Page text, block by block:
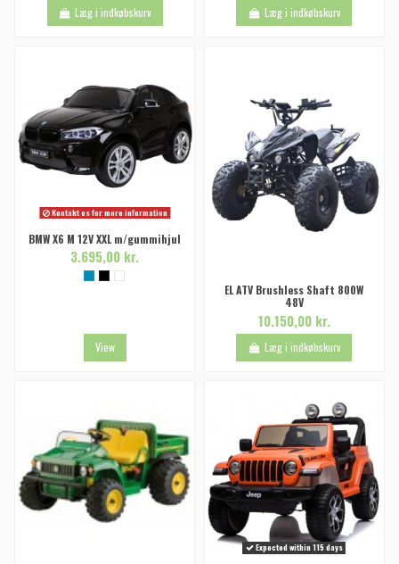
Læg i indkøbskurv Læg i indkøbskurv
Kontakt os for mere information
BMW X6 M 12V XXL m/gummihjul
3.695,00 kr.
View
EL ATV Brushless Shaft 800W
48V
10.150,00 kr.
Læg i indkøbskurv
Expected within 115 days